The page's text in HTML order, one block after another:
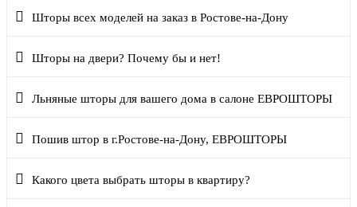
Шторы всех моделей на заказ в Ростове-на-Дону
Шторы на двери? Почему бы и нет!
Льняные шторы для вашего дома в салоне ЕВРОШТОРЫ
Пошив штор в г.Ростове-на-Дону, ЕВРОШТОРЫ
Какого цвета выбрать шторы в квартиру?